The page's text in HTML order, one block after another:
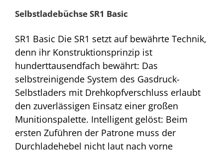
Selbstladebüchse SR1 Basic
SR1 Basic Die SR1 setzt auf bewährte Technik,
denn ihr Konstruktionsprinzip ist
hunderttausendfach bewährt: Das
selbstreinigende System des Gasdruck-
Selbstladers mit Drehkopfverschluss erlaubt
den zuverlässigen Einsatz einer großen
Munitionspalette. Intelligent gelöst: Beim
ersten Zuführen der Patrone muss der
Durchladehebel nicht laut nach vorne